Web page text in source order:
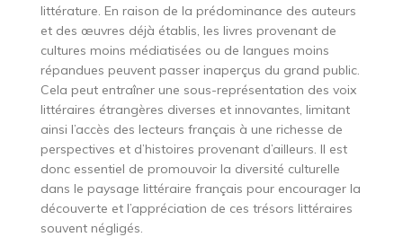
littérature. En raison de la prédominance des auteurs
et des œuvres déjà établis, les livres provenant de
cultures moins médiatisées ou de langues moins
répandues peuvent passer inaperçus du grand public.
Cela peut entraîner une sous-représentation des voix
littéraires étrangères diverses et innovantes, limitant
ainsi l’accès des lecteurs français à une richesse de
perspectives et d’histoires provenant d’ailleurs. Il est
donc essentiel de promouvoir la diversité culturelle
dans le paysage littéraire français pour encourager la
découverte et l’appréciation de ces trésors littéraires
souvent négligés.